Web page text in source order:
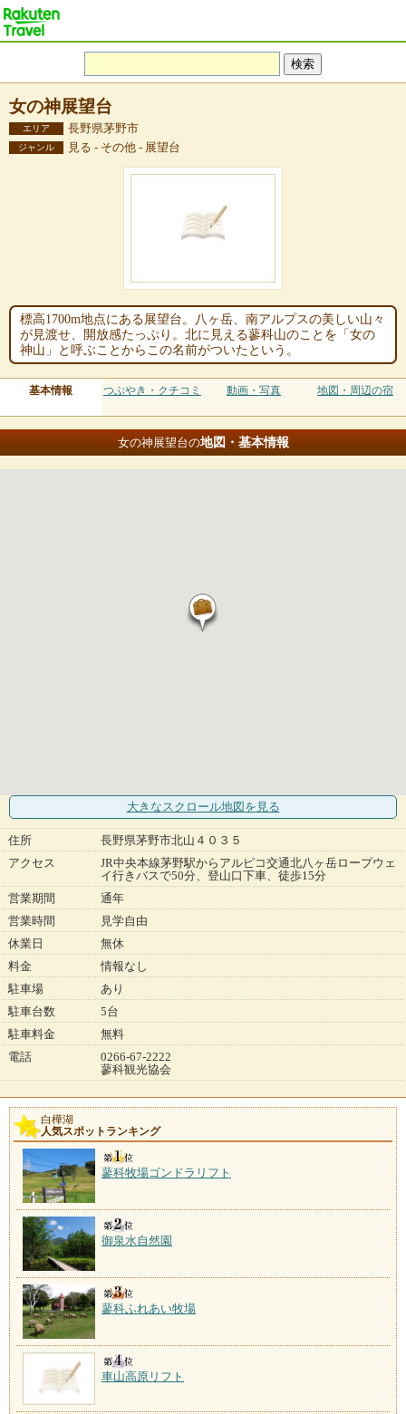
女の神展望台
エリア 長野県茅野市
ジャンル 見る - その他 - 展望台
標高1700m地点にある展望台。八ヶ岳、南アルプスの美しい山々
が見渡せ、開放感たっぷり。北に見える蓼科山のことを「女の
神山」と呼ぶことからこの名前がついたという。
基本情報 つぶやき・クチコミ 動画・写真 地図・周辺の宿
女の神展望台の地図・基本情報
大きなスクロール地図 を見る
住所
長野県茅野市北山４０３５
アクセス
JR中央本線茅野駅からアルピコ交通北八ヶ岳ロープウェ
イ行きバスで50分、登山口下車、徒歩15分
営業期間
通年
営業時間
見学自由
休業日
無休
料金
情報なし
駐車場
あり
駐車台数
5台
駐車料金
無料
電話
0266-67-2222
蓼科観光協会
白樺湖
人気スポットランキング
蓼科牧場ゴンドラリフト
御泉水自然園
蓼科ふれあい牧場
車山高原リフト